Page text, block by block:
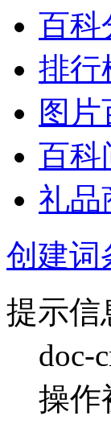
百科
排行
图片
百科
礼品
创建词
提示信
doc-
操作